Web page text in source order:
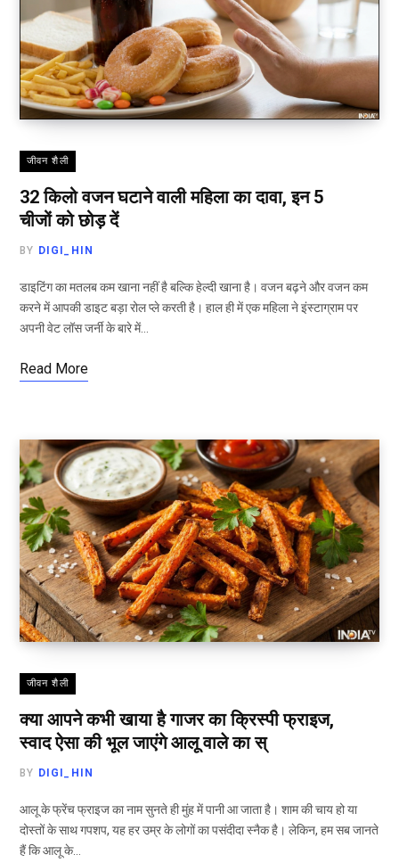
जीवन शैली
32 किलो वजन घटाने वाली महिला का दावा, इन 5
चीजों को छोड़ दें
BY DIGI_HIN
डाइटिंग का मतलब कम खाना नहीं है बल्कि हेल्दी खाना है। वजन बढ़ने और वजन कम
करने में आपकी डाइट बड़ा रोल प्ले करती है। हाल ही में एक महिला ने इंस्टाग्राम पर
अपनी वेट लॉस जर्नी के बारे में…
Read More
जीवन शैली
क्या आपने कभी खाया है गाजर का क्रिस्पी फ्राइज,
स्वाद ऐसा की भूल जाएंगे आलू वाले का स्
BY DIGI_HIN
आलू के फ्रेंच फ्राइज का नाम सुनते ही मुंह में पानी आ जाता है। शाम की चाय हो या
दोस्तों के साथ गपशप, यह हर उम्र के लोगों का पसंदीदा स्नैक है। लेकिन, हम सब जानते
हैं कि आलू के…